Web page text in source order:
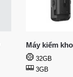
Máy kiểm
32GB
3GB